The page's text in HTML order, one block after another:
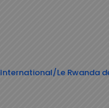
International/Le Rwanda